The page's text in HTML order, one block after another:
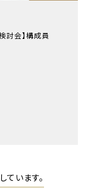
討会】構成員
います。